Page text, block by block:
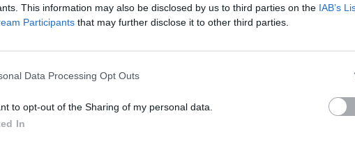
This information may also be disclosed by us to third parties on the IAB’s
Participants that may further disclose it to other third parties.
Data Processing Opt Outs
to opt-out of the Sharing of my personal data.
In
la bateria haya perdido la memoria como los elevalunas. Prueba